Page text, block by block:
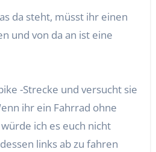
da steht, müsst ihr einen
und von da an ist eine
-Strecke und versucht sie
ihr ein Fahrrad ohne
ich es euch nicht
links ab zu fahren